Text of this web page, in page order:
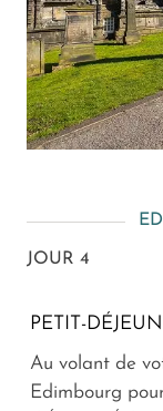
JOUR 4
PETIT-
Au volant de
Edimbourg